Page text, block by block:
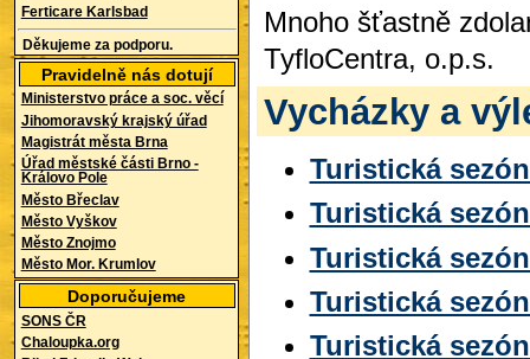
Mnoho šťastně
TyfloCentra, o.p.s.
Vycházky a
Turistická
Turistická
Turistická
Turistická
Turistická
Ferticare Karlsbad
Děkujeme za podporu.
Pravidelně nás dotují
Ministerstvo práce a soc. věcí
Jihomoravský krajský úřad
Magistrát města Brna
Úřad městské části Brno -
Královo Pole
Město Břeclav
Město Vyškov
Město Znojmo
Město Mor. Krumlov
Doporučujeme
SONS ČR
Chaloupka.org